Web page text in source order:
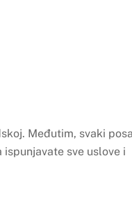
Međutim, svaki
sve uslove i